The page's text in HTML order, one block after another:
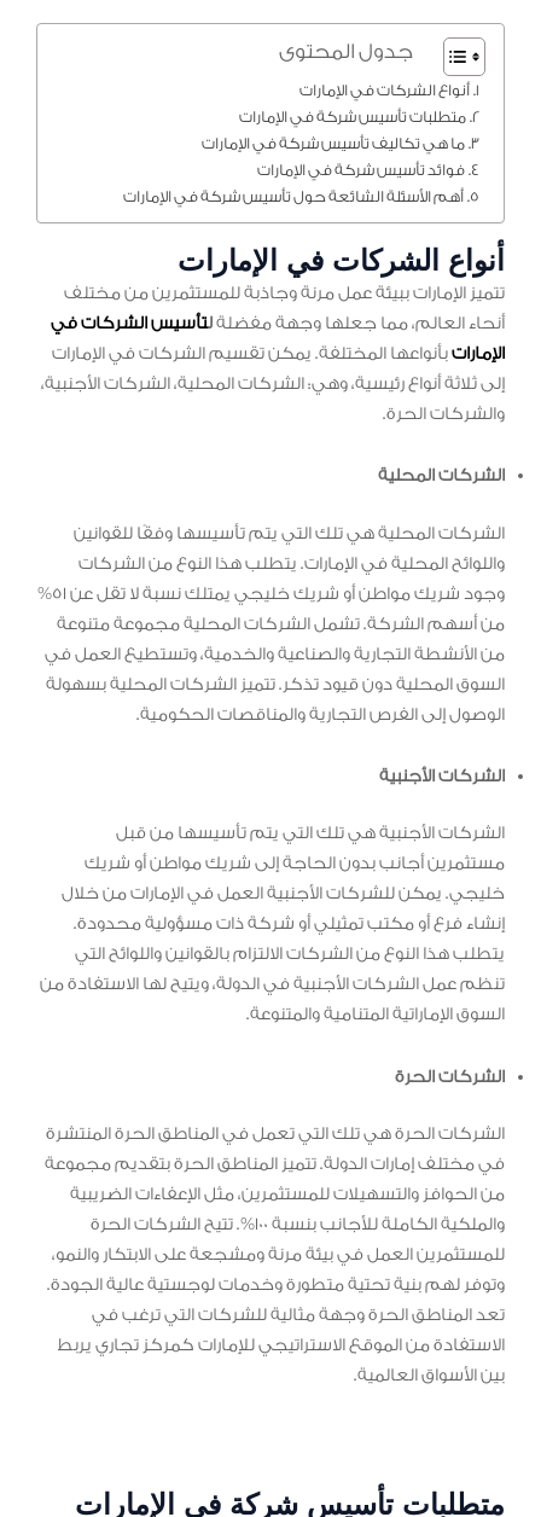
جدول المحتوى
أنواع الشركات في الإمارات
متطلبات تأسيس شركة في الإمارات
ما هي تكاليف تأسيس شركة في الإمارات
فوائد تأسيس شركة في الإمارات
أهم الأسئلة الشائعة حول تأسيس شركة في الإمارات
أنواع الشركات في الإمارات
تتميز الإمارات ببيئة عمل مرنة وجاذبة للمستثمرين من مختلف
أنحاء العالم، مما جعلها وجهة مفضلةلتأسيس الشركات في
الإماراتبأنواعها المختلفة. يمكن تقسيم الشركات في الإمارات
إلى ثلاثة أنواع رئيسية، وهي: الشركات المحلية، الشركات الأجنبية،
والشركات الحرة.
الشركات المحلية
الشركات المحلية هي تلك التي يتم تأسيسها وفقًا للقوانين
واللوائح المحلية في الإمارات. يتطلب هذا النوع من الشركات
وجود شريك مواطن أو شريك خليجي يمتلك نسبة لا تقل عن 51%
من أسهم الشركة. تشمل الشركات المحلية مجموعة متنوعة
من الأنشطة التجارية والصناعية والخدمية، وتستطيع العمل في
السوق المحلية دون قيود تذكر. تتميز الشركات المحلية بسهولة
الوصول إلى الفرص التجارية والمناقصات الحكومية.
الشركات الأجنبية
الشركات الأجنبية هي تلك التي يتم تأسيسها من قبل
مستثمرين أجانب بدون الحاجة إلى شريك مواطن أو شريك
خليجي. يمكن للشركات الأجنبية العمل في الإمارات من خلال
إنشاء فرع أو مكتب تمثيلي أو شركة ذات مسؤولية محدودة.
يتطلب هذا النوع من الشركات الالتزام بالقوانين واللوائح التي
تنظم عمل الشركات الأجنبية في الدولة، ويتيح لها الاستفادة من
السوق الإماراتية المتنامية والمتنوعة.
الشركات الحرة
الشركات الحرة هي تلك التي تعمل في المناطق الحرة المنتشرة
في مختلف إمارات الدولة. تتميز المناطق الحرة بتقديم مجموعة
من الحوافز والتسهيلات للمستثمرين، مثل الإعفاءات الضريبية
والملكية الكاملة للأجانب بنسبة 100%. تتيح الشركات الحرة
للمستثمرين العمل في بيئة مرنة ومشجعة على الابتكار والنمو،
وتوفر لهم بنية تحتية متطورة وخدمات لوجستية عالية الجودة.
تعد المناطق الحرة وجهة مثالية للشركات التي ترغب في
الاستفادة من الموقع الاستراتيجي للإمارات كمركز تجاري يربط
بين الأسواق العالمية.
متطلبات تأسيس شركة في الإمارات